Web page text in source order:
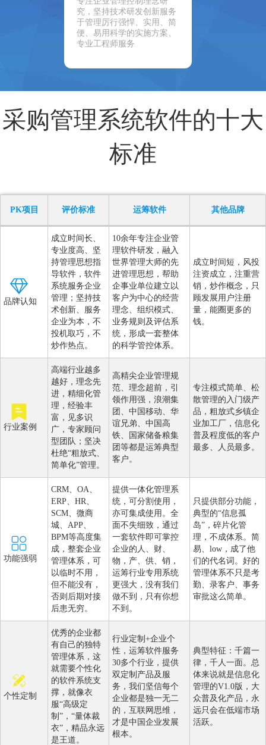
究，坚持技术研发创新服务
于管理厉行强悍、实用、简
便、易用科学的实施方案、
专业工程师服务
采购管理系统软件的十大
标准
PK项目 评价标准 运筹软件 其他品牌
品牌认知
成立时间长、
专业度高、坚
持管理思想指
导软件，软件
系统服务企业
管理；坚持技
术创新、服务
企业为本，不
投机取巧，不
炒作热点。
10余年专注企业管
理软件研发，融入
世界管理大师的先
进管理思想，帮助
企事业单位建立以
客户为中心的经营
理念、组织模式、
业务规则及评估系
统，形成一套整体
的科学管控体系。
成立时间短，风投
注资成立，注重营
销，炒作概念，只
顾发展用户注册
量，能圈更多的
钱。
行业案例
高端行业越多
越好，理念先
进，精细化管
理，经验丰
富，见多识
广，专家顾问
型团队；坚决
杜绝“粗放式、
简单化”管理。
高精尖企业管理规
范、理念超前，引
领作用强，浪潮集
团、中国移动、华
谊兄弟、中国高
铁、国家储备粮集
团等都是运筹典型
客户。
专注模式简单、松
散管理的入门级产
品，粗放式乡镇企
业加工厂，信息化
普及程度低的客户
最多、人员最多。
功能强弱
CRM、OA、
ERP、HR、
SCM、微商
城、APP、
BPM等高度集
成，整套企业
管理体系，可
以临时不用，
但不能没有，
否则后期对接
后患无穷。
提供一体化管理系
统，可分割使用，
亦可集成使用。全
面不失细致，通过
一套软件即可掌控
企业的人、财、
物，产、供、销，
运筹行业专用系统
更强大，没有我们
做不到，只有你想
不到。
只提供部分功能，
典型的“信息孤
岛”，碎片化管
理，不成体系。简
易、low，成了他
们的代名词。好的
管理体系不只是考
勤、录客户、事务
审批这么简单。
个性定制
优秀的企业都
有自己的独特
管理体系，这
就需要个性化
的软件系统支
撑，就像衣
服“高级定
制”，“量体裁
衣”，精品永远
是王道。
行业定制+企业个
性，运筹软件服务
30多个行业，提供
双定制产品及服
务，我们坚信每个
企业都是独一无二
的，互联网思维，
才是中国企业发展
根本。
典型特征：千篇一
律，千人一面。总
体来说就是信息化
管理的V1.0版，大
众普及化产品，永
远只会在低端市场
活跃。